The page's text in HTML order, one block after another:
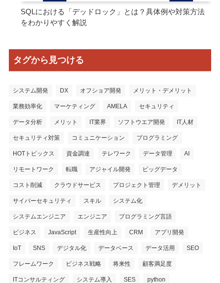
SQLにおける「デッドロック」とは？具体例や対策方法
をわかりやすく解説
タグから見つける
システム開発 DX オフショア開発 メリット・デメリット
業務効率化 マーケティング AMELA セキュリティ
データ分析 メリット IT業界 ソフトウエア開発 IT人材
セキュリティ対策 コミュニケーション プログラミング
HOTトピックス 資金調達 テレワーク データ管理 AI
リモートワーク 転職 アジャイル開発 ビッグデータ
コスト削減 クラウドサービス プロジェクト管理 デメリット
サイバーセキュリティ スキル システム化
システムエンジニア エンジニア プログラミング言語
ビジネス JavaScript 生産性向上 CRM アプリ開発
IoT SNS デジタル化 データベース データ活用 SEO
フレームワーク ビジネス戦略 将来性 顧客満足度
ITコンサルティング システム導入 SES python